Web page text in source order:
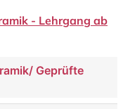
- Lehrgang ab
Geprüfte